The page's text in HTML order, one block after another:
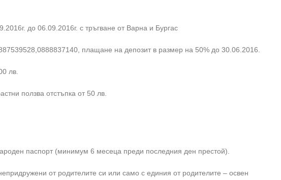
до 06.09.2016г. с тръгване от Варна и Бургас
плащане на депозит в размер на 50% до 30.06.2016.
лв.
ползва отстъпка от 50 лв.
паспорт (минимум 6 месеца преди последния ден престой).
от родителите си или само с единия от родителите – освен